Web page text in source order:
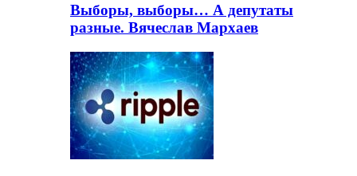
Выборы, выборы… А депутаты
разные. Вячеслав Мархаев